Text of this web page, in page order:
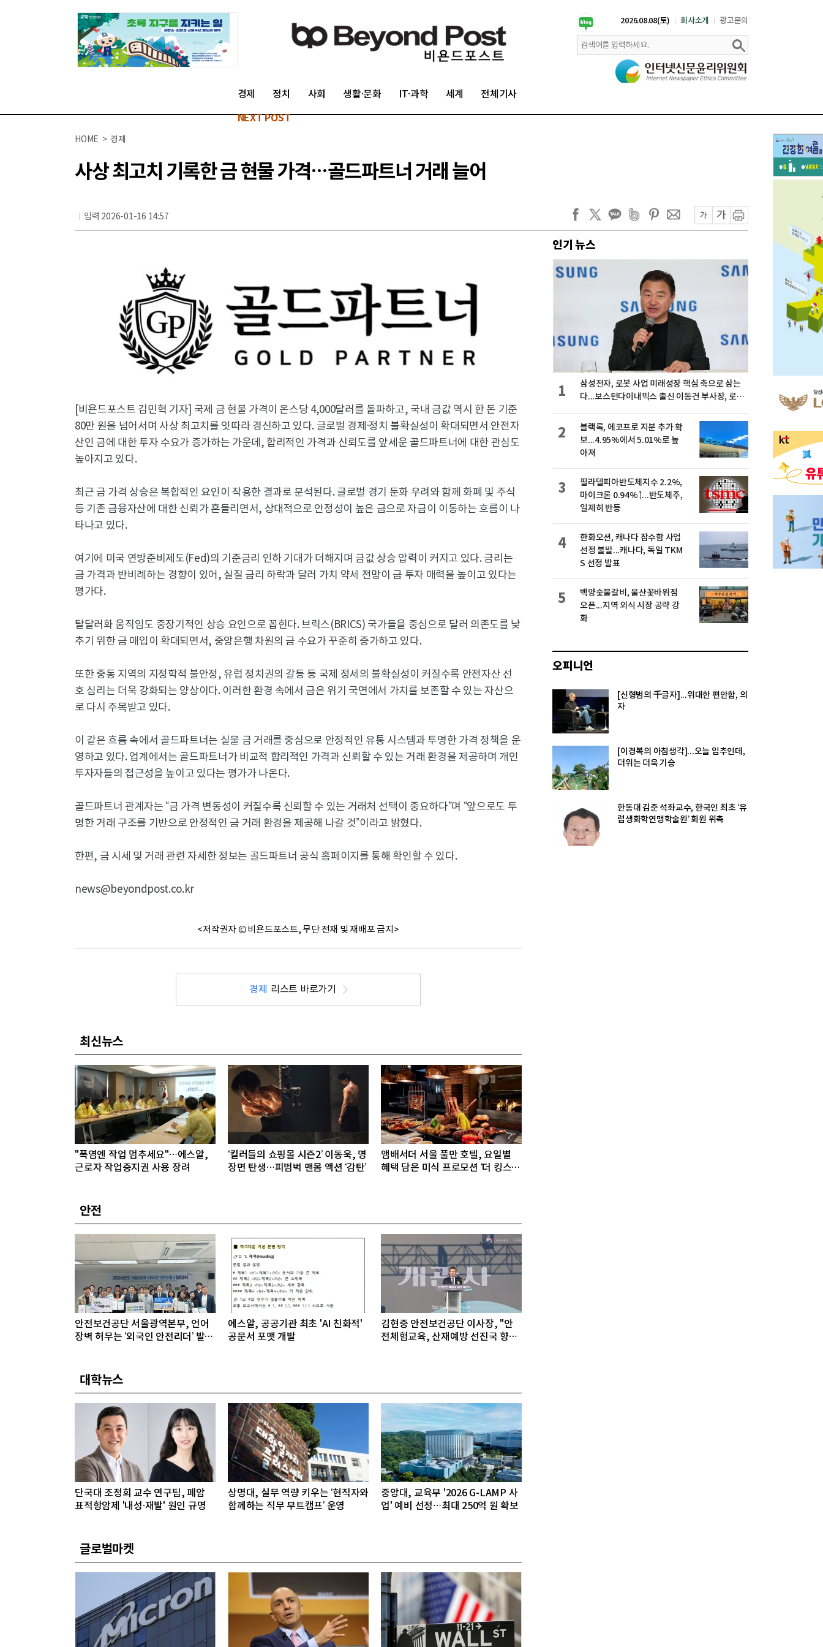
2026.08.08(토) 회사소개 광고문의
경제 정치 사회 생활·문화 IT·과학 세계 전체기사
NEXT POST
HOME > 경제
사상 최고치 기록한 금 현물 가격…골드파트너 거래 늘어
입력 2026-01-16 14:57
[비욘드포스트 김민혁 기자] 국제 금 현물 가격이 온스당 4,000달러를 돌파하고, 국내 금값 역시 한 돈 기준
80만 원을 넘어서며 사상 최고치를 잇따라 경신하고 있다. 글로벌 경제·정치 불확실성이 확대되면서 안전자
산인 금에 대한 투자 수요가 증가하는 가운데, 합리적인 가격과 신뢰도를 앞세운 골드파트너에 대한 관심도
높아지고 있다.
최근 금 가격 상승은 복합적인 요인이 작용한 결과로 분석된다. 글로벌 경기 둔화 우려와 함께 화폐 및 주식
등 기존 금융자산에 대한 신뢰가 흔들리면서, 상대적으로 안정성이 높은 금으로 자금이 이동하는 흐름이 나
타나고 있다.
여기에 미국 연방준비제도(Fed)의 기준금리 인하 기대가 더해지며 금값 상승 압력이 커지고 있다. 금리는
금 가격과 반비례하는 경향이 있어, 실질 금리 하락과 달러 가치 약세 전망이 금 투자 매력을 높이고 있다는
평가다.
탈달러화 움직임도 중장기적인 상승 요인으로 꼽힌다. 브릭스(BRICS) 국가들을 중심으로 달러 의존도를 낮
추기 위한 금 매입이 확대되면서, 중앙은행 차원의 금 수요가 꾸준히 증가하고 있다.
또한 중동 지역의 지정학적 불안정, 유럽 정치권의 갈등 등 국제 정세의 불확실성이 커질수록 안전자산 선
호 심리는 더욱 강화되는 양상이다. 이러한 환경 속에서 금은 위기 국면에서 가치를 보존할 수 있는 자산으
로 다시 주목받고 있다.
이 같은 흐름 속에서 골드파트너는 실물 금 거래를 중심으로 안정적인 유통 시스템과 투명한 가격 정책을 운
영하고 있다. 업계에서는 골드파트너가 비교적 합리적인 가격과 신뢰할 수 있는 거래 환경을 제공하며 개인
투자자들의 접근성을 높이고 있다는 평가가 나온다.
골드파트너 관계자는 “금 가격 변동성이 커질수록 신뢰할 수 있는 거래처 선택이 중요하다”며 “앞으로도 투
명한 거래 구조를 기반으로 안정적인 금 거래 환경을 제공해 나갈 것”이라고 밝혔다.
한편, 금 시세 및 거래 관련 자세한 정보는 골드파트너 공식 홈페이지를 통해 확인할 수 있다.
news@beyondpost.co.kr
<저작권자 © 비욘드포스트, 무단 전재 및 재배포 금지>
경제 리스트 바로가기
최신뉴스
"폭염엔 작업 멈추세요"…에스알,
근로자 작업중지권 사용 장려
‘킬러들의 쇼핑몰 시즌2’ 이동욱, 명
장면 탄생…피범벅 맨몸 액션 ‘감탄’
앰배서더 서울 풀만 호텔, 요일별
혜택 담은 미식 프로모션 ‘더 킹스 :
안전
안전보건공단 서울광역본부, 언어
장벽 허무는 ‘외국인 안전리더’ 발대
에스알, 공공기관 최초 'AI 친화적'
공문서 포맷 개발
김현중 안전보건공단 이사장, "안
전체험교육, 산재예방 선진국 향한
대학뉴스
단국대 조정희 교수 연구팀, 폐암
표적항암제 '내성·재발' 원인 규명
상명대, 실무 역량 키우는 ‘현직자와
함께하는 직무 부트캠프’ 운영
중앙대, 교육부 '2026 G-LAMP 사
업' 예비 선정…최대 250억 원 확보
글로벌마켓
인기 뉴스
삼성전자, 로봇 사업 미래성장 핵심 축으로 삼는
다...보스턴다이내믹스 출신 이동건 부사장, 로보
1
블랙록, 에코프로 지분 추가 확
보...4.95%에서 5.01%로 높
아져
2
필라델피아반도체지수 2.2%,
마이크론 0.94%↑...반도체주,
일제히 반등
3
한화오션, 캐나다 잠수함 사업
선정 불발...캐나다, 독일 TKM
S 선정 발표
4
백양숯불갈비, 울산꽃바위점
오픈...지역 외식 시장 공략 강
화
5
오피니언
[신형범의 千글자]...위대한 편안함, 의
자
[이경복의 아침생각]...오늘 입추인데,
더위는 더욱 기승
한동대 김준 석좌교수, 한국인 최초 ‘유
럽생화학연맹학술원’ 회원 위촉